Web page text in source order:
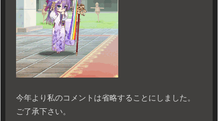
今年より私のコメントは省略することにしました。
ご了承下さい。